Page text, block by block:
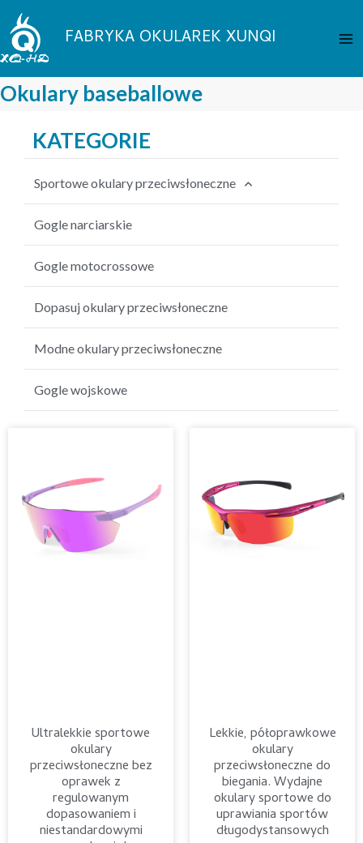
Przejdź
do
treści FABRYKA OKULAREK XUNQI
Okulary baseballowe
KATEGORIE
Sportowe okulary przeciwsłoneczne
Okulary przeciwsłoneczne na rower
Okulary przeciwsłoneczne wędkarskie
Golfowe okulary przeciwsłoneczne
Gogle narciarskie
Gogle motocrossowe
Dopasuj okulary przeciwsłoneczne
Modne okulary przeciwsłoneczne
Gogle wojskowe
Ultralekkie sportowe
okulary
przeciwsłoneczne bez
oprawek z
regulowanym
dopasowaniem i
niestandardowymi
Lekkie, półoprawkowe
okulary
przeciwsłoneczne do
biegania. Wydajne
okulary sportowe do
uprawiania sportów
długodystansowych